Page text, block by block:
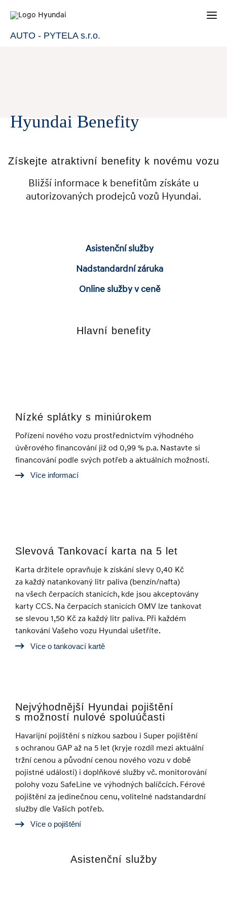
AUTO - PYTELA s.r.o.
Hyundai Benefity
Získejte atraktivní benefity k novému vozu
Bližší informace k benefitům získáte u
autorizovaných prodejců vozů Hyundai.
Asistenční služby
Nadstandardní záruka
Online služby v ceně
Hlavní benefity
Nízké splátky s miniúrokem
Pořízení nového vozu prostřednictvím výhodného
úvěrového financování již od 0,99 % p.a. Nastavte si
financování podle svých potřeb a aktuálních možností.
Více informací
Slevová Tankovací karta na 5 let
Karta držitele opravňuje k získání slevy 0,40 Kč
za každý natankovaný litr paliva (benzín/nafta)
na všech čerpacích stanicích, kde jsou akceptovány
karty CCS. Na čerpacích stanicích OMV lze tankovat
se slevou 1,50 Kč za každý litr paliva. Při každém
tankování Vašeho vozu Hyundai ušetříte.
Více o tankovací kartě
Nejvýhodnější Hyundai pojištění
s možností nulové spoluúčasti
Havarijní pojištění s nízkou sazbou i Super pojištění
s ochranou GAP až na 5 let (kryje rozdíl mezi aktuální
tržní cenou a původní cenou nového vozu v době
pojistné události) i doplňkové služby vč. monitorování
polohy vozu SafeLine ve výhodných balíčcích. Férové
pojištění za jedinečnou cenu, volitelné nadstandardní
služby dle Vašich potřeb.
Více o pojištění
Asistenční služby